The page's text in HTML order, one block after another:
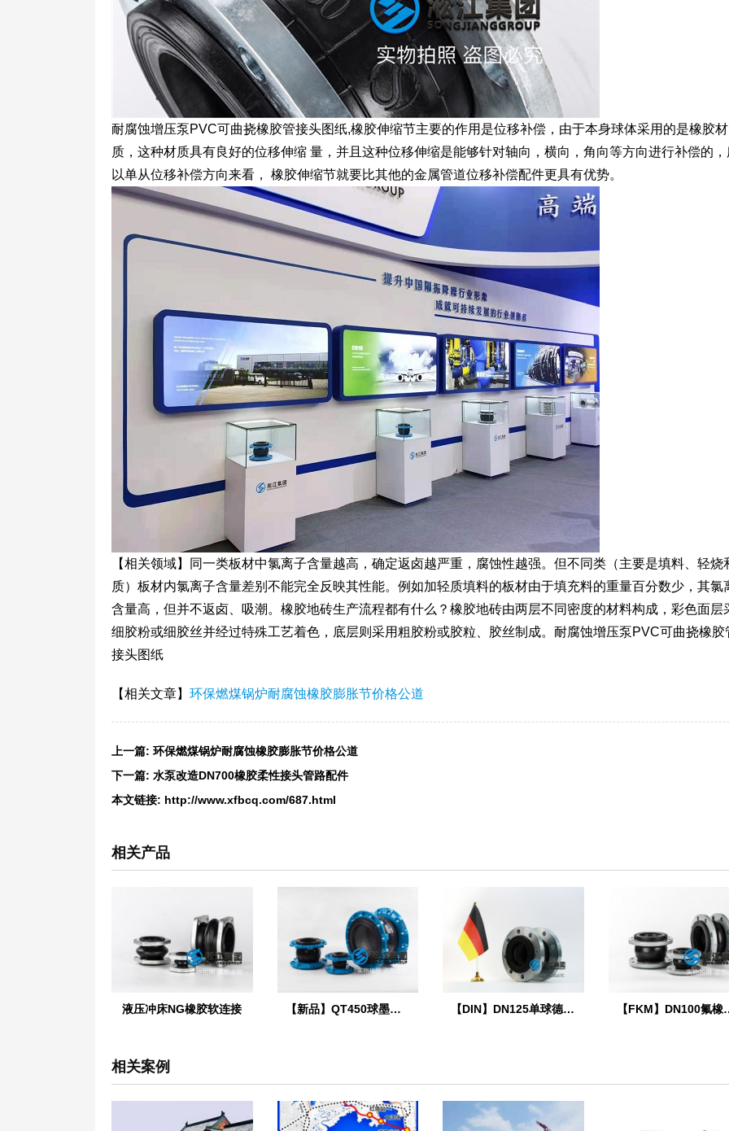
耐腐蚀增压泵PVC可曲挠橡胶管接头图纸,橡胶伸缩节主要的作用是位移补偿，由于本身球体采用的是橡胶材
质，这种材质具有良好的位移伸缩 量，并且这种位移伸缩是能够针对轴向，横向，角向等方向进行补偿的，
以单从位移补偿方向来看， 橡胶伸缩节就要比其他的金属管道位移补偿配件更具有优势。
【相关领域】同一类板材中氯离子含量越高，确定返卤越严重，腐蚀性越强。但不同类（主要是填料、轻烧
质）板材内氯离子含量差别不能完全反映其性能。例如加轻质填料的板材由于填充料的重量百分数少，其氯
含量高，但并不返卤、吸潮。橡胶地砖生产流程都有什么？橡胶地砖由两层不同密度的材料构成，彩色面层
细胶粉或细胶丝并经过特殊工艺着色，底层则采用粗胶粉或胶粒、胶丝制成。耐腐蚀增压泵PVC可曲挠橡胶
接头图纸
【相关文章】 环保燃煤锅炉耐腐蚀橡胶膨胀节价格公道
上一篇: 环保燃煤锅炉耐腐蚀橡胶膨胀节价格公道
下一篇: 水泵改造DN700橡胶柔性接头管路配件
本文链接: http://www.xfbcq.com/687.html
相关产品
液压冲床NG橡胶软连接 【新品】QT450球墨铸铁法兰橡胶接头 【DIN】DN125单球德标橡胶膨胀节 【FKM】
相关案例